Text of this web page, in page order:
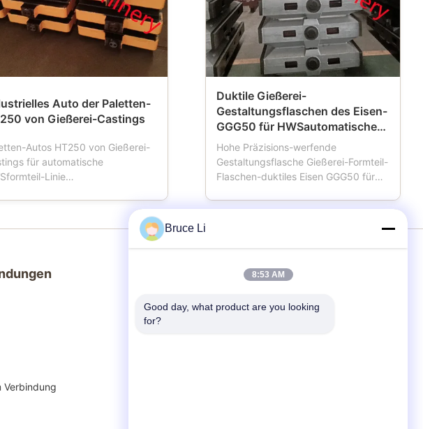
Auto der Paletten-
von Gießerei-Castings
Autos HT250 von Gießerei-
für automatische
Linie
benutzt wird. Wenn die
vier Räder hat, das
normalerweise vom ...
Duktile Gießerei-
Gestaltungsflaschen des Eisen-
GGG50 für HWSautomatische
Formteil-Linie
Hohe Präzisions-werfende
Gestaltungsflasche Gießerei-Formteil-
Flaschen-duktiles Eisen GGG50 für
wichtige Werkzeuge für Gießereien
oder demi...
Verbindung
Dienstleistungen
Formteil-Linie
Bruce Li
8:53 AM
Good day, what product are you looking
for?